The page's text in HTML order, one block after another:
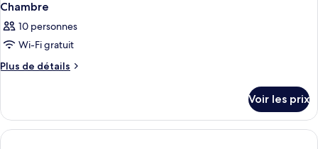
Chambre
10 personnes
Wi-Fi gratuit
Plus de détails
Plus
le
type
de
Voir les prix